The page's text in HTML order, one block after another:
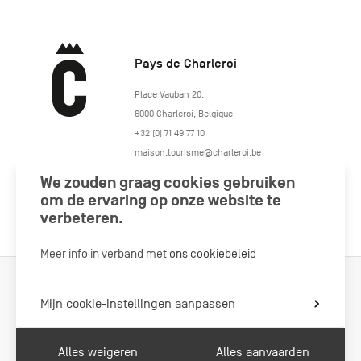
Pays de Charleroi
https://www.paysdecharleroi.be/
Place Vauban 20,
6000 Charleroi, Belgique
+32 (0) 71 49 77 10
maison.tourisme@charleroi.be
Volg ons
Met de steun van
We zouden graag cookies gebruiken
om de ervaring op onze website te
verbeteren.
Meer info in verband met ons cookiebeleid
Mijn cookie-instellingen aanpassen
Alles weigeren Alles aanvaarden